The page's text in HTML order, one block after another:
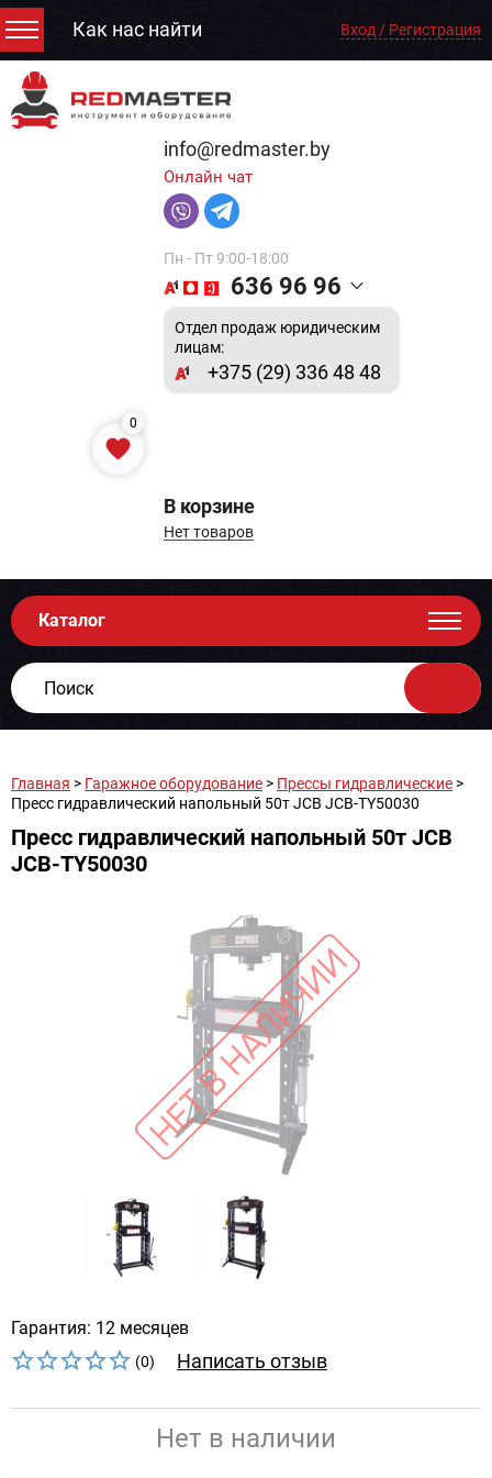
Как нас найти Вход / Регистрация
info@redmaster.by
Онлайн чат
Пн - Пт 9:00-18:00
636 96 96
Отдел продаж юридическим
лицам:
+375 (29) 336 48 48
0
В корзине
Нет товаров
Каталог
Главная > Гаражное оборудование > Прессы гидравлические >
Пресс гидравлический напольный 50т JCB JCB-TY50030
Пресс гидравлический напольный 50т JCB
JCB-TY50030
Гарантия: 12 месяцев
(0) Написать отзыв
Нет в наличии